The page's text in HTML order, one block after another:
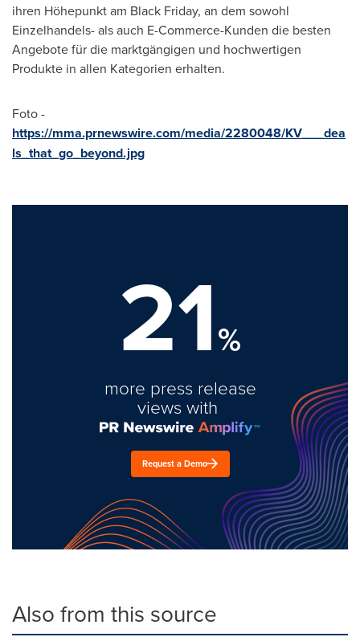
ihren Höhepunkt am Black Friday, an dem sowohl
Einzelhandels- als auch E-Commerce-Kunden die besten
Angebote für die marktgängigen und hochwertigen
Produkte in allen Kategorien erhalten.
Foto -
https://mma.prnewswire.com/media/2280048/KV___dea
ls_that_go_beyond.jpg
21%
more press release
views with
Request a Demo
Also from this source